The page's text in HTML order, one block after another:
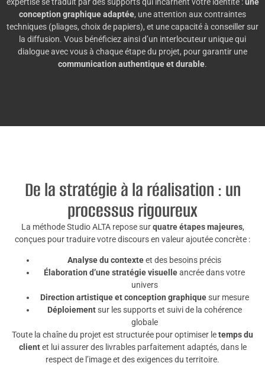
conception graphique adaptée, une attention aux contraintes
techniques (pliages, choix de papiers), et une capacité à conseiller sur
la diffusion. Vous bénéficiez ainsi d’un interlocuteur unique qui
dialogue avec vous à chaque étape du projet, pour garantir une
communication authentique et durable.
De la stratégie à la réalisation : un
processus rigoureux
La méthode Studio ALTA repose surquatre étapes majeures,
conçues pour traduire votre discours en valeur ajoutée concrète :
Analyse du contexteet des besoins précis
Élaboration d’une stratégie visuelleancrée dans votre
univers
Direction artistique et conception graphiquesur mesure
Déploiementsur les supports et suivi de la cohérence
globale
Toute la chaîne du projet est structurée pour optimiser letemps du
clientet lui assurer des livrables parfaitement adaptés, dans le
respect de l’image et des exigences du territoire.